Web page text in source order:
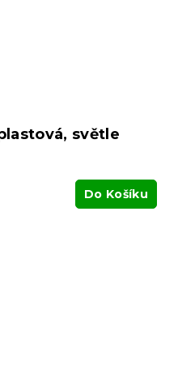
světle
Do Košíku